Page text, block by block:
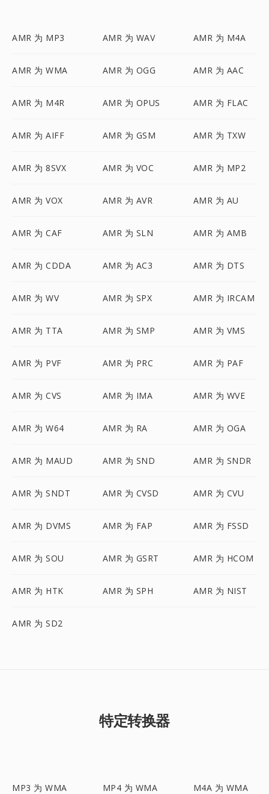
AMR 为 MP3 AMR 为 WAV AMR 为 M4A
AMR 为 WMA AMR 为 OGG AMR 为 AAC
AMR 为 M4R AMR 为 OPUS AMR 为 FLAC
AMR 为 AIFF AMR 为 GSM AMR 为 TXW
AMR 为 8SVX AMR 为 VOC AMR 为 MP2
AMR 为 VOX AMR 为 AVR AMR 为 AU
AMR 为 CAF AMR 为 SLN AMR 为 AMB
AMR 为 CDDA AMR 为 AC3 AMR 为 DTS
AMR 为 WV AMR 为 SPX AMR 为 IRCAM
AMR 为 TTA AMR 为 SMP AMR 为 VMS
AMR 为 PVF AMR 为 PRC AMR 为 PAF
AMR 为 CVS AMR 为 IMA AMR 为 WVE
AMR 为 W64 AMR 为 RA AMR 为 OGA
AMR 为 MAUD AMR 为 SND AMR 为 SNDR
AMR 为 SNDT AMR 为 CVSD AMR 为 CVU
AMR 为 DVMS AMR 为 FAP AMR 为 FSSD
AMR 为 SOU AMR 为 GSRT AMR 为 HCOM
AMR 为 HTK AMR 为 SPH AMR 为 NIST
AMR 为 SD2
特定转换器
MP3 为 WMA MP4 为 WMA M4A 为 WMA